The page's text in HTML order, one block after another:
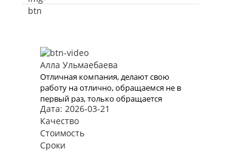
Алла Ульмаебаева
Отличная компания, делают свою
работу на отлично, обращаемся не в
первый раз, только обращается
будем к вам, последний раз выбрали
Готовая модульная баня «Лучший
вариант»
Дата: 2026-03-21
Качество
Стоимость
Сроки